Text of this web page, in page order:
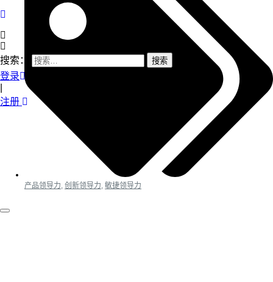
搜索：
登录
注册
产品领导力 创新领导力 敏捷领导力